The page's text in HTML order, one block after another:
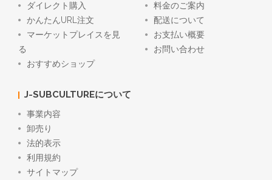
ダイレクト購入
かんたんURL注文
マーケットプレイスを見
る
おすすめショップ
料金のご案内
配送について
お支払い概要
お問い合わせ
J-SUBCULTUREについて
事業内容
卸売り
法的表示
利用規約
サイトマップ